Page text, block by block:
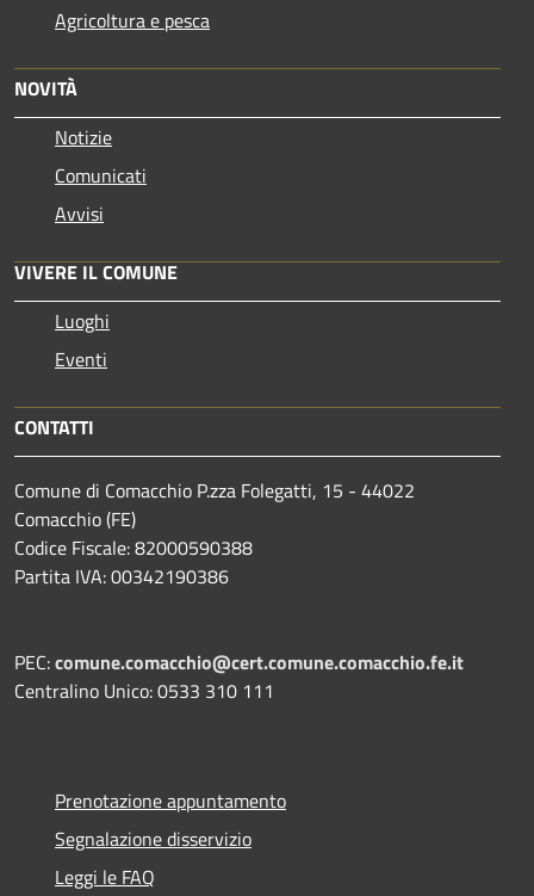
Agricoltura e pesca
NOVITÀ
Notizie
Comunicati
Avvisi
VIVERE IL COMUNE
Luoghi
Eventi
CONTATTI
Comune di Comacchio P.zza Folegatti, 15 - 44022
Comacchio (FE)
Codice Fiscale: 82000590388
Partita IVA: 00342190386
PEC:comune.comacchio@cert.comune.comacchio.fe.it
Centralino Unico: 0533 310 111
Prenotazione appuntamento
Segnalazione disservizio
Leggi le FAQ